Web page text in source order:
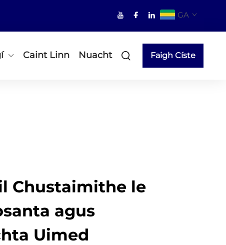
GA
Caint Linn Nuacht Faigh Císte
Chustaimithe le
agus
Uimed